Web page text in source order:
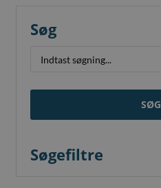
Søg
SØG
Søgefiltre